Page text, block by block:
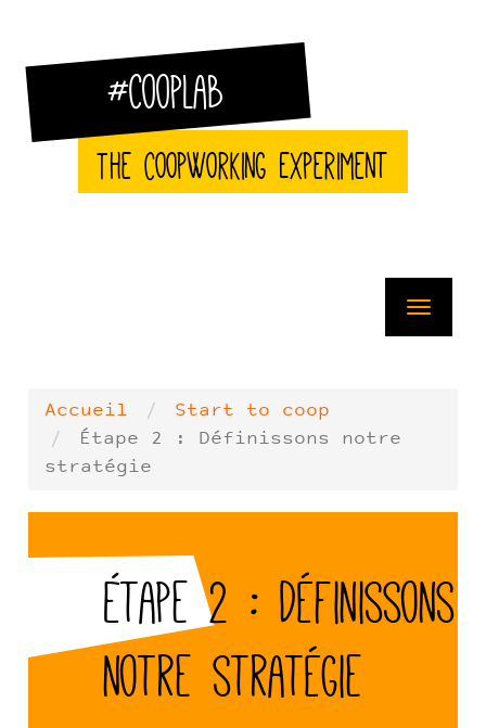
principal
#CoopLab
The CoopWorking Experiment
Toggle
Accueil
Start to coop
Étape 2 : Définissons notre
stratégie
Étape 2 : Définissons
notre stratégie